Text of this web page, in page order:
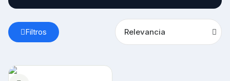
Filtros